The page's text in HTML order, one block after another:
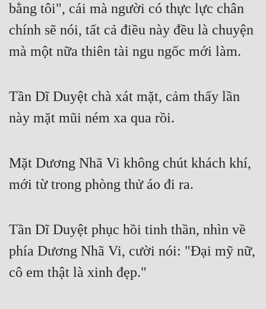
bằng tôi", cái mà người có thực lực chân
chính sẽ nói, tất cả điều này đều là chuyện
mà một nữa thiên tài ngu ngốc mới làm.
Tần Dĩ Duyệt chà xát mặt, cảm thấy lần
này mặt mũi ném xa qua rồi.
Mặt Dương Nhã Vi không chút khách khí,
mới từ trong phòng thử áo đi ra.
Tần Dĩ Duyệt phục hồi tinh thần, nhìn về
phía Dương Nhã Vi, cười nói: "Đại mỹ nữ,
cô em thật là xinh đẹp."